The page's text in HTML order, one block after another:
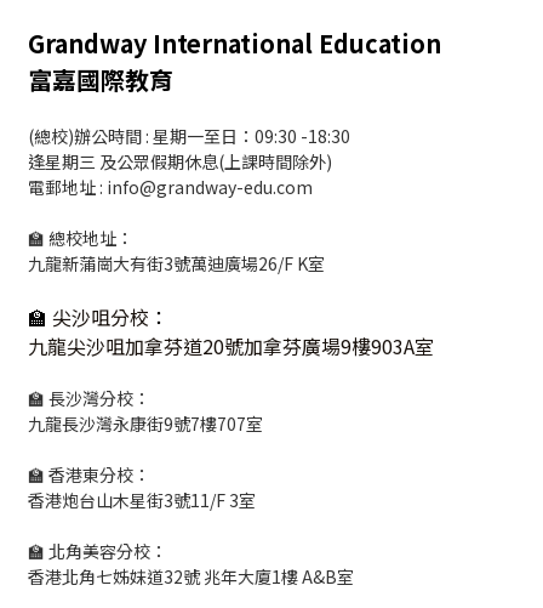
Grandway International Education
富嘉國際教育
(總校)辦公時間 : 星期一至日：09:30 -18:30
逢星期三 及公眾假期休息(上課時間除外)
電郵地址 : info@grandway-edu.com
🏫 總校地址：
九龍新蒲崗大有街3號萬迪廣場26/F K室
🏫 尖沙咀分校 ：
九龍尖沙咀加拿芬道20號加拿芬廣場9樓903A室
🏫 長沙灣分校：
九龍長沙灣永康街9號7樓707室
🏫 香港東分校：
香港炮台山木星街3號11/F 3室
🏫 北角美容分校：
香港北角七姊妹道32號 兆年大廈1樓 A&B室